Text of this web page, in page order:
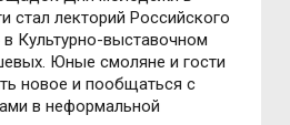
стал лекторий Российского
Культурно-выставочном
Юные смоляне и гости
новое и пообщаться с
в неформальной